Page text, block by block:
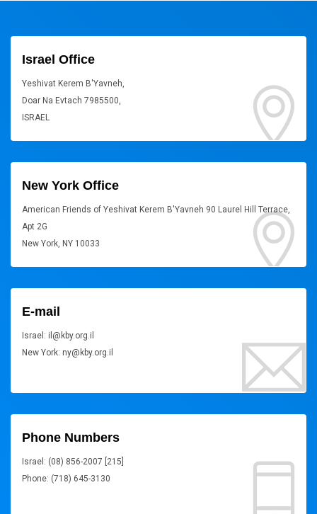
Israel Office
Yeshivat Kerem B'Yavneh,
Doar Na Evtach 7985500,
ISRAEL
New York Office
American Friends of Yeshivat Kerem B'Yavneh 90 Laurel Hill Terrace,
Apt 2G
New York, NY 10033
E-mail
Israel: il@kby.org.il
New York: ny@kby.org.il
Phone Numbers
Israel: (08) 856-2007 [215]
Phone: (718) 645-3130